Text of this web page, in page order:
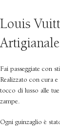
Louis
Artigianale
Fai passeggiate con
Realizzato con cura
tocco di lusso alle
zampe.
Ogni guinzaglio è